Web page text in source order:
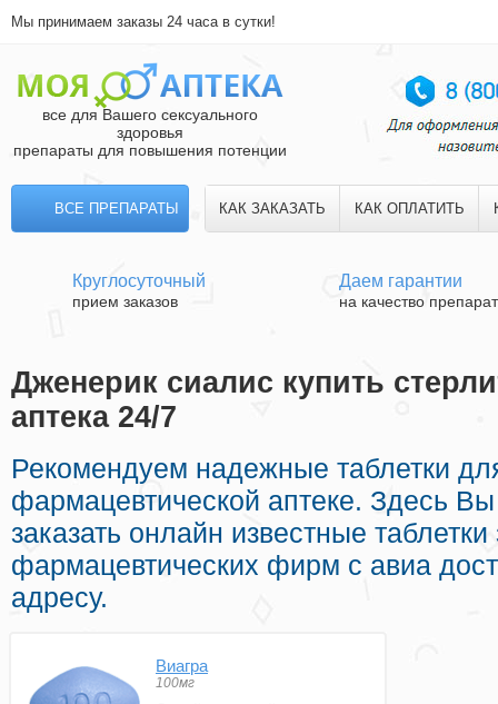
Мы принимаем заказы 24 часа в сутки!
все для Вашего сексуального
здоровья
препараты для повышения потенции
ВСЕ ПРЕПАРАТЫ КАК ЗАКАЗАТЬ КАК ОПЛАТИТЬ
Круглосуточный
прием заказов
Даем гарантии
на качество
Дженерик сиалис купить
аптека 24/7
Рекомендуем надежные таблетки
фармацевтической аптеке. Здесь
заказать онлайн известные
фармацевтических фирм с авиа
адресу.
Виагра
100мг